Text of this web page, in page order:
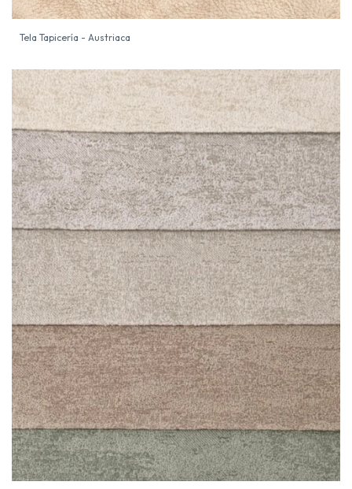
Tela Tapicería - Austriaca